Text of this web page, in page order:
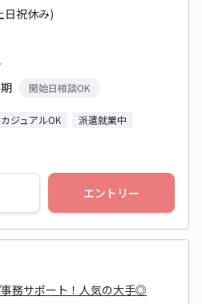
日祝休み)
開始日相談OK
カジュアルOK
派遣就業中
エントリー
務サポート！人気の大手◎